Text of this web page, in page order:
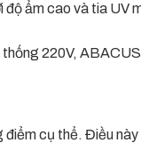
ẩm cao và tia
220V,
cụ thể. Điều